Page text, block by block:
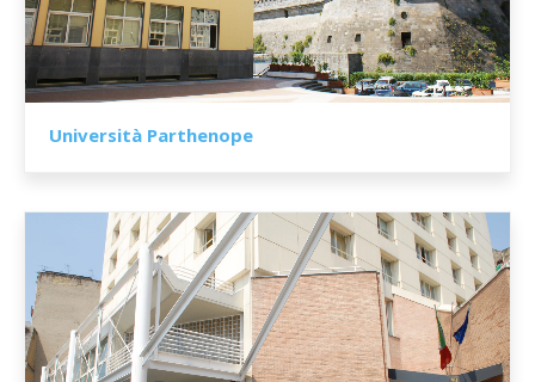
Università Parthenope